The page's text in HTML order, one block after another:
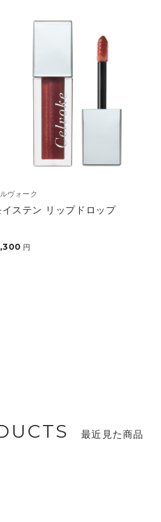
ヴォーク
イステン リップドロップ
円
最近見た商品